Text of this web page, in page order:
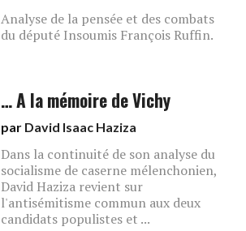
Analyse de la pensée et des combats
du député Insoumis François Ruffin.
… A la mémoire de Vichy
par David Isaac Haziza
Dans la continuité de son analyse du
socialisme de caserne mélenchonien,
David Haziza revient sur
l'antisémitisme commun aux deux
candidats populistes et ...